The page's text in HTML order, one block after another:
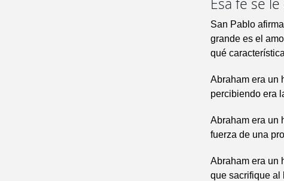
San Pablo
grande es el
qué
Abraham era un
percibiendo era
Abraham era un
fuerza de una
Abraham era un
que sacrifique al